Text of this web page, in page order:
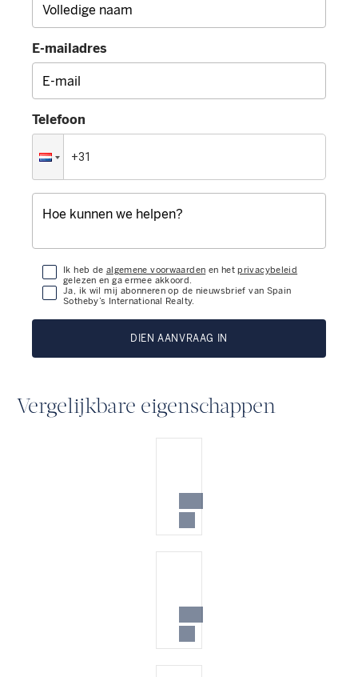
E-mailadres
Telefoon
Ik heb de algemene voorwaarden en hetprivacybeleid
gelezen en ga ermee akkoord.
Ja, ik wil mij abonneren op de nieuwsbrief van Spain
Sotheby’s International Realty.
DIEN AANVRAAG IN
Vergelijkbare eigenschappen